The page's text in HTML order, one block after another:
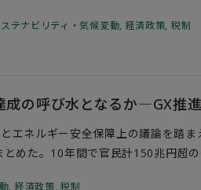
テナビリティ・気候変動, 経済政策, 税制
た「インフレ削減法」（Inflation
の承認を得るための修正や妥協で予
方針転換が見込まれる中、IRAの成
ション（GX）政策への参考とした
成の呼び水となるか―GX推
, 経済政策,税制
エネルギー安全保障上の議論を踏ま
とめた。10年間で官民計150兆円超